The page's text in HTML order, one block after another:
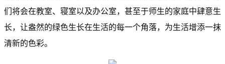
们将会在教室、寝室以及办公室，甚至于师生的家庭中肆意生
长，让盎然的绿色生长在生活的每一个角落，为生活增添一抹
清新的色彩。